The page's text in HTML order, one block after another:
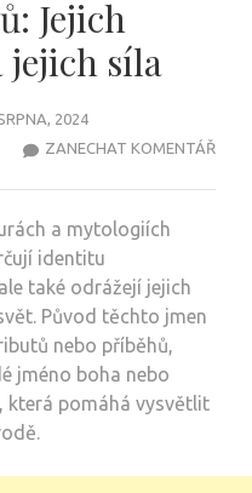
Jejich
síla
2024
ZANECHAT KOMENTÁŘNA
a mytologiích
identitu
také odrážejí jejich
Původ těchto jmen
nebo příběhů,
jméno boha nebo
která pomáhá vysvětlit